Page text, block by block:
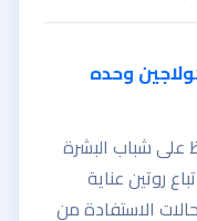
وحده
على شباب البشرة
روتين عناية
الاستفادة من